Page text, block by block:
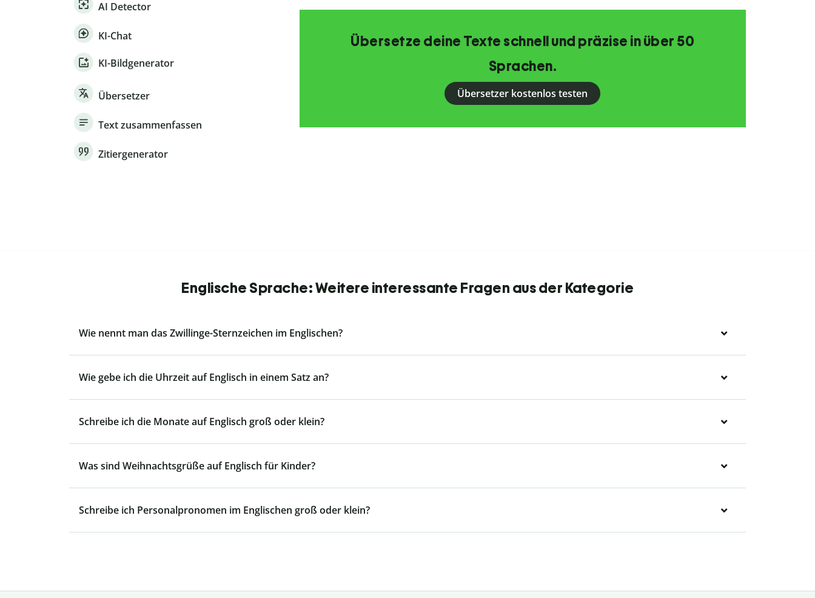
AI Detector
KI-Chat
KI-Bildgenerator
Übersetzer
Text zusammenfassen
Zitiergenerator
Übersetze deine Texte schnell und präzise in über 50
Sprachen.
Übersetzer kostenlos testen
Englische Sprache: Weitere interessante Fragen aus der Kategorie
Wie nennt man das Zwillinge-Sternzeichen im Englischen?
Wie gebe ich die Uhrzeit auf Englisch in einem Satz an?
Schreibe ich die Monate auf Englisch groß oder klein?
Was sind Weihnachtsgrüße auf Englisch für Kinder?
Schreibe ich Personalpronomen im Englischen groß oder klein?